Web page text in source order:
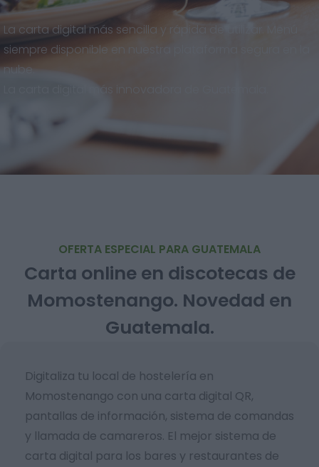
La carta digital más sencilla y rápida de utilizar. Menú
siempre disponible en nuestra plataforma segura en la
nube.
La carta digital más innovadora de Guatemala.
OFERTA ESPECIAL PARA GUATEMALA
Carta online en discotecas de
Momostenango. Novedad en
Guatemala.
Digitaliza tu local de hostelería en
Momostenango con una carta digital QR,
pantallas de información, sistema de comandas
y llamada de camareros. El mejor sistema de
carta digital para los bares y restaurantes de